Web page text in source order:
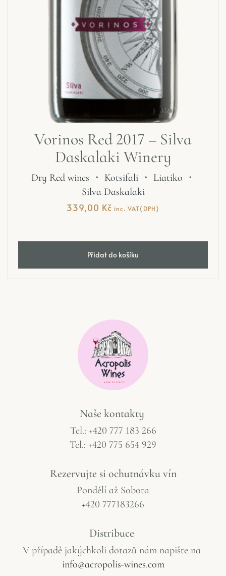
Vorinos Red 2017 – Silva
Daskalaki Winery
Dry Red wines ・ Kotsifali・ Liatiko ・
Silva Daskalaki
339,00 Kč inc. VAT(DPH)
Přidat do košíku
Naše kontakty
Tel.: +420 777 183 266
Tel.: +420 775 654 929
Rezervujte si ochutnávku vín
Pondělí až Sobota
+420 777183266
Distribuce
V případě jakýchkoli dotazů nám napište na
info@acropolis-wines.com